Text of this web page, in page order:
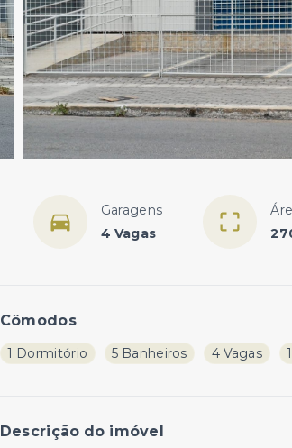
Garagens
4 Vagas
Cômodos
1 Dormitório 5 Banheiros 4 Vagas
Descrição do imóvel